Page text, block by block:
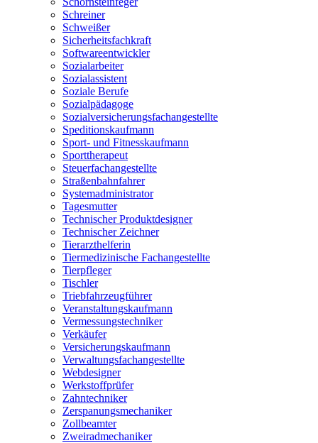
Schreiner
Schweißer
Sicherheitsfachkraft
Softwareentwickler
Sozialarbeiter
Sozialassistent
Soziale Berufe
Sozialpädagoge
Sozialversicherungsfachangestellte
Speditionskaufmann
Sport- und Fitnesskaufmann
Sporttherapeut
Steuerfachangestellte
Straßenbahnfahrer
Systemadministrator
Tagesmutter
Technischer Produktdesigner
Technischer Zeichner
Tierarzthelferin
Tiermedizinische Fachangestellte
Tierpfleger
Tischler
Triebfahrzeugführer
Veranstaltungskaufmann
Vermessungstechniker
Verkäufer
Versicherungskaufmann
Verwaltungsfachangestellte
Webdesigner
Werkstoffprüfer
Zahntechniker
Zerspanungsmechaniker
Zollbeamter
Zweiradmechaniker